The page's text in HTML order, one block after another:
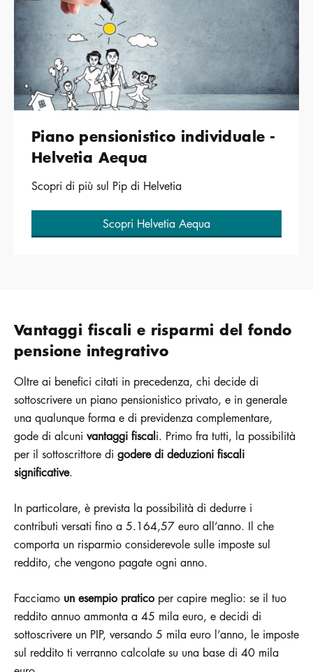
Piano pensionistico individuale -
Helvetia Aequa
Scopri di più sul Pip di Helvetia
Scopri Helvetia Aequa
Vantaggi fiscali e risparmi del fondo
pensione integrativo
Oltre ai benefici citati in precedenza, chi decide di
sottoscrivere un piano pensionistico privato, e in generale
una qualunque forma e di previdenza complementare,
gode di alcuni vantaggi fiscali. Primo fra tutti, la possibilità
per il sottoscrittore di godere di deduzioni fiscali
significative.
In particolare, è prevista la possibilità di dedurre i
contributi versati fino a 5.164,57 euro all’anno. Il che
comporta un risparmio considerevole sulle imposte sul
reddito, che vengono pagate ogni anno.
Facciamo un esempio pratico per capire meglio: se il tuo
reddito annuo ammonta a 45 mila euro, e decidi di
sottoscrivere un PIP, versando 5 mila euro l’anno, le imposte
sul reddito ti verranno calcolate su una base di 40 mila